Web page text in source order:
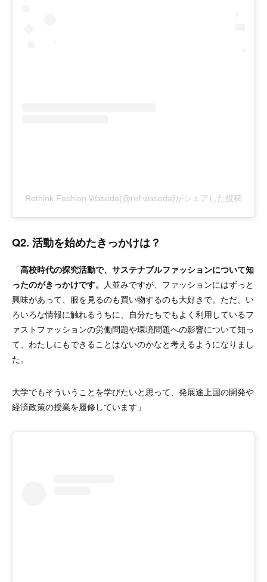
Rethink Fashion Waseda(@ref.waseda)がシェアした投稿
Q2. 活動を始めたきっかけは？
「高校時代の探究活動で、サステナブルファッションについて知
ったのがきっかけです。 人並みですが、ファッションにはずっと
興味があって、服を見るのも買い物するのも大好きで。ただ、い
ろいろな情報に触れるうちに、自分たちでもよく利用しているフ
ァストファッションの労働問題や環境問題への影響について知っ
て、わたしにもできることはないのかなと考えるようになりまし
た。
大学でもそういうことを学びたいと思って、発展途上国の開発や
経済政策の授業を履修しています」